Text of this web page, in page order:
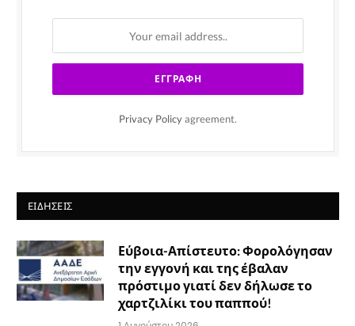
Privacy Policy agreement.
ΕΙΔΉΣΕΙΣ
Εύβοια-Απίστευτο: Φορολόγησαν
την εγγονή και της έβαλαν
πρόστιμο γιατί δεν δήλωσε το
χαρτζιλίκι του παππού!